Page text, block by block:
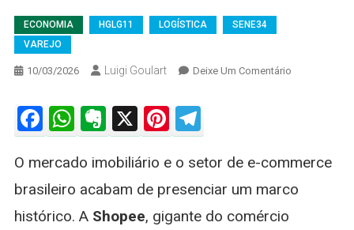
ECONOMIA HGLG11 LOGÍSTICA
SENE34
VAREJO
10/03/2026 Luigi Goulart Deixe Um ComentárioOn
Em
O
Facebook
WhatsApp
Evernote
X Pinterest
Telegram
O mercado imobiliário e o setor de e-commerce
brasileiro acabam de presenciar um marco
histórico. A Shopee, gigante do comércio